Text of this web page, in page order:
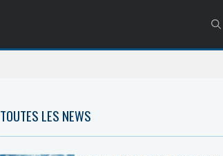
TOUTES LES NEWS